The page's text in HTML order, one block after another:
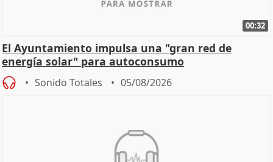
00:32
El Ayuntamiento impulsa una "gran red de
energía solar" para autoconsumo
Sonido Totales 05/08/2026